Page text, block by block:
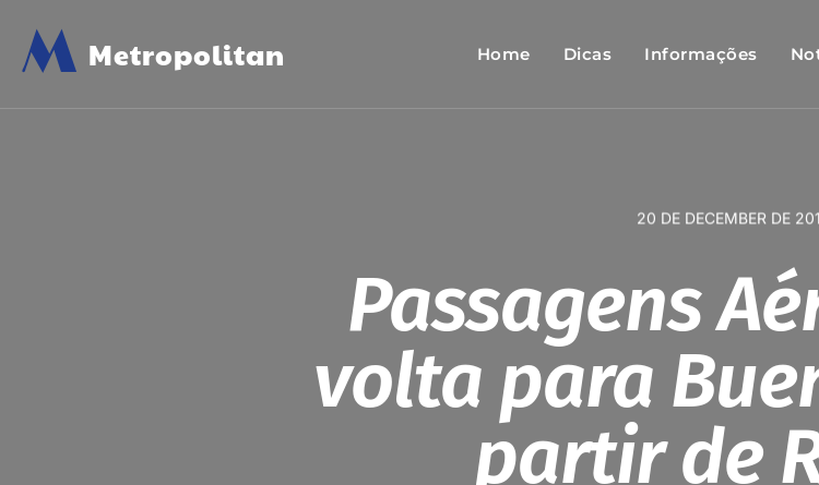
M Metropolitan Home Dicas Informações
20 DE DECEMBER DE
Passagens
volta para
partir de